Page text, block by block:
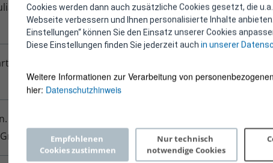
Cookies werden dann auch zusätzliche Cookies gesetzt, die
Webseite verbessern und Ihnen personalisierte Inhalte
Einstellungen“ können Sie den Einsatz unserer Cookies
Diese Einstellungen finden Sie jederzeit auch in unserer
Weitere Informationen zur Verarbeitung von
hier: Datenschutzhinweis
Empfohlenen
Cookies zustimmen
Nur technisch
notwendige Cookies
(MO Ingenieure GmbH)
Emanuel (e7 GmbH)
Humpl Bernd (VTU Engineering GmbH)
AT